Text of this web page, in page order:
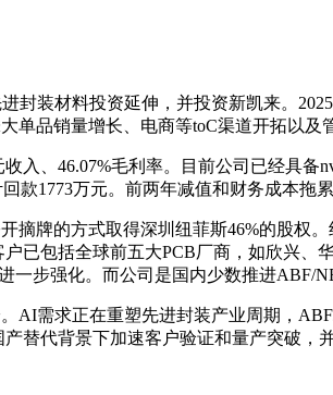
装材料投资延伸，并投资新凯来。
品销量增长、电商等toC渠道开拓以及
入、46.07%毛利率。目前公司已经具
款1773万元。前两年减值和财务成本拖
摘牌的方式取得深圳纽菲斯46%的股权
已包括全球前五大PCB厂商，如欣兴
步强化。而公司是国内少数推进ABF/
AI需求正在重塑先进封装产业周期，
替代背景下加速客户验证和量产突破，